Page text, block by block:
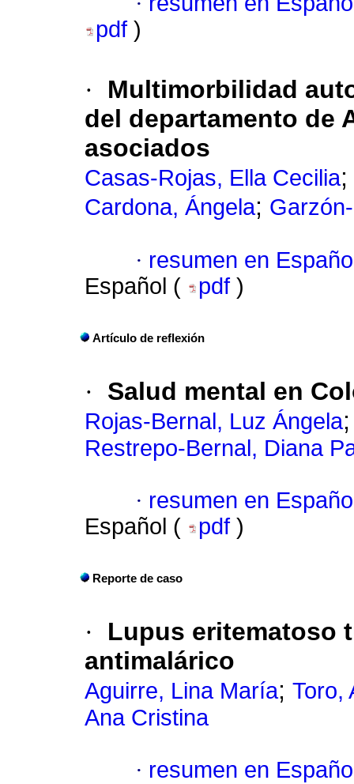
pdf )
·
Multimorbilidad
del departamento de
asociados
Casas-Rojas, Ella Cecilia;
Cardona, Ángela;
· resumen en
Español (
pdf )
Artículo de reflexión
· Salud mental en
Rojas-Bernal, Luz Ángela
Restrepo-Bernal, Diana
· resumen en
Español (
pdf )
Reporte de caso
·
Lupus eritematoso
antimalárico
Aguirre, Lina María; Toro,
Ana Cristina
· resumen en